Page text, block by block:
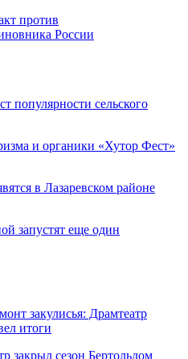
против
России
популярности сельского
и органики «Хутор Фест»
в Лазаревском районе
запустят еще один
закулисья: Драмтеатр
итоги
закрыл сезон Бертольдом